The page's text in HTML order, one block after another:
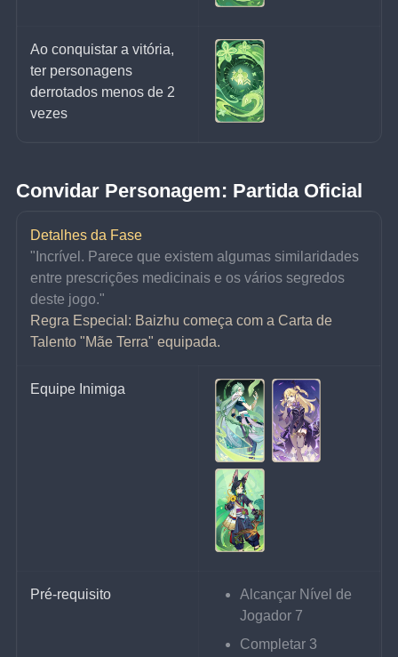
Ao conquistar a vitória,
ter personagens
derrotados menos de 2
vezes
Convidar Personagem: Partida Oficial
Detalhes da Fase
"Incrível. Parece que existem algumas similaridades
entre prescrições medicinais e os vários segredos
deste jogo."
Regra Especial: Baizhu começa com a Carta de
Talento "Mãe Terra" equipada.
Equipe Inimiga
Pré-requisito
Alcançar Nível de
Jogador 7
Completar 3